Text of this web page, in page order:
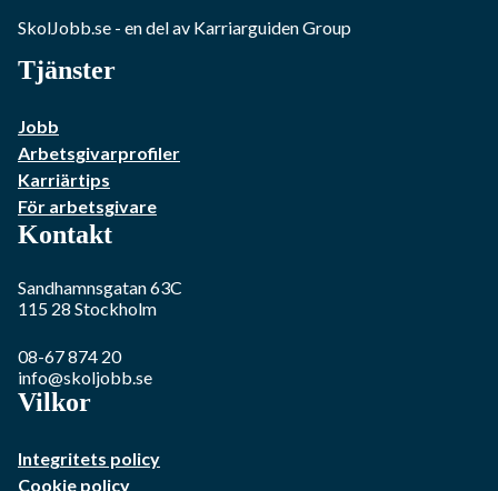
SkolJobb.se - en del av Karriarguiden Group
Tjänster
Jobb
Arbetsgivarprofiler
Karriärtips
För arbetsgivare
Kontakt
Sandhamnsgatan 63C
115 28 Stockholm
08-67 874 20
info@skoljobb.se
Vilkor
Integritets policy
Cookie policy